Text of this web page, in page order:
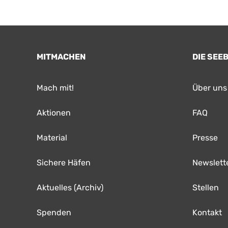
MITMACHEN
Mach mit!
Aktionen
Material
Sichere Häfen
Aktuelles (Archiv)
Spenden
DIE
Über uns
FAQ
Presse
Stellen
Kontakt